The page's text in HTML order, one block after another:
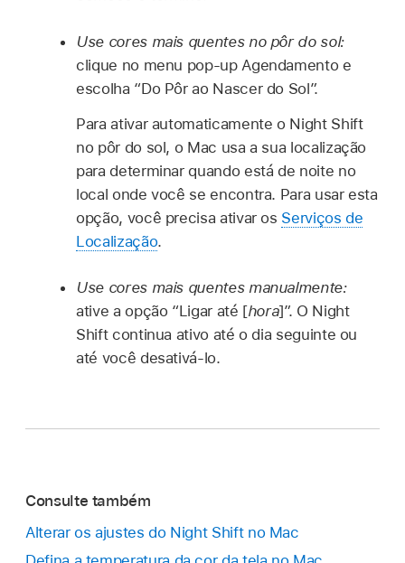
Use cores mais quentes no pôr do sol:
clique no menu pop-up Agendamento e
escolha “Do Pôr ao Nascer do Sol”.
Para ativar automaticamente o Night Shift
no pôr do sol, o Mac usa a sua localização
para determinar quando está de noite no
local onde você se encontra. Para usar esta
opção, você precisa ativar os Serviços de
Localização.
Use cores mais quentes manualmente:
ative a opção “Ligar até [hora]”. O Night
Shift continua ativo até o dia seguinte ou
até você desativá-lo.
Consulte também
Alterar os ajustes do Night Shift no Mac